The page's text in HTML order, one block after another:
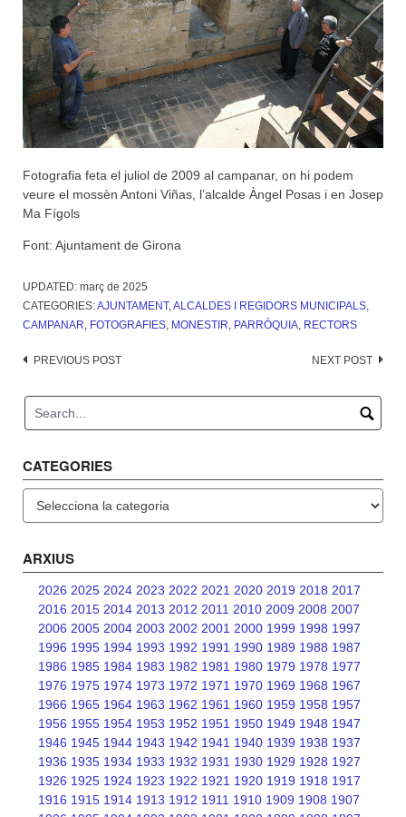
Fotografia feta el juliol de 2009 al campanar, on hi podem
veure el mossèn Antoni Viñas, l’alcalde Àngel Posas i en Josep
Ma Fígols
Font: Ajuntament de Girona
UPDATED: març de 2025
CATEGORIES:AJUNTAMENT,ALCALDES I REGIDORS MUNICIPALS,
CAMPANAR, FOTOGRAFIES, MONESTIR, PARRÒQUIA, RECTORS
Post
PREVIOUS POST NEXT POST
CATEGORIES
ARXIUS
2026 2025 2024 2023 2022 2021 2020 2019 2018 2017
2016 2015 2014 2013 2012 2011 2010 2009 2008 2007
2006 2005 2004 2003 2002 2001 2000 1999 1998 1997
1996 1995 1994 1993 1992 1991 1990 1989 1988 1987
1986 1985 1984 1983 1982 1981 1980 1979 1978 1977
1976 1975 1974 1973 1972 1971 1970 1969 1968 1967
1966 1965 1964 1963 1962 1961 1960 1959 1958 1957
1956 1955 1954 1953 1952 1951 1950 1949 1948 1947
1946 1945 1944 1943 1942 1941 1940 1939 1938 1937
1936 1935 1934 1933 1932 1931 1930 1929 1928 1927
1926 1925 1924 1923 1922 1921 1920 1919 1918 1917
1916 1915 1914 1913 1912 1911 1910 1909 1908 1907